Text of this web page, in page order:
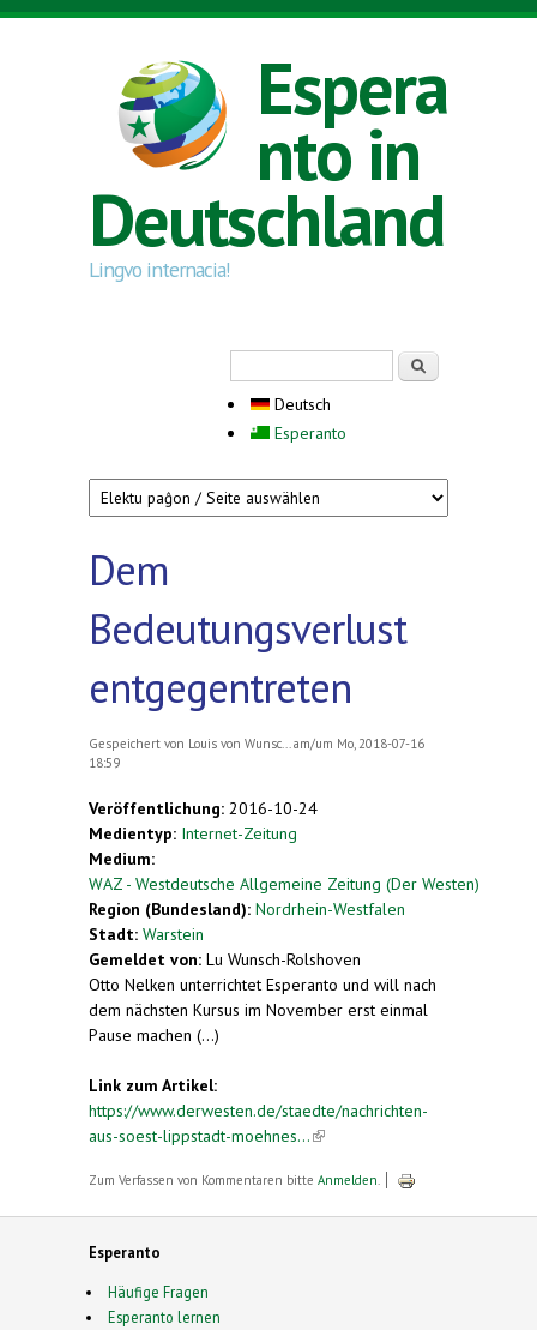
Direkt zum Inhalt
Espera
nto in
Deutschland
Lingvo internacia!
Deutsch
Esperanto
Dem
Bedeutungsverlust
entgegentreten
Gespeichert von Louis von Wunsc...
am/um Mo, 2018-07-16
18:59
Veröffentlichung: 2016-10-24
Medientyp: Internet-Zeitung
Medium:
WAZ - Westdeutsche Allgemeine Zeitung (Der Westen)
Region (Bundesland): Nordrhein-Westfalen
Stadt: Warstein
Gemeldet von: Lu Wunsch-Rolshoven
Otto Nelken unterrichtet Esperanto und will nach
dem nächsten Kursus im November erst einmal
Pause machen (...)
Link zum Artikel:
https://www.derwesten.de/staedte/nachrichten-
aus-soest-lippstadt-moehnes...(link is external)
Zum Verfassen von Kommentaren bitte Anmelden
Esperanto
Häufige Fragen
Esperanto lernen